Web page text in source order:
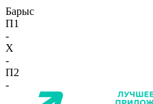
Барыс
П1
-
X
-
П2
-